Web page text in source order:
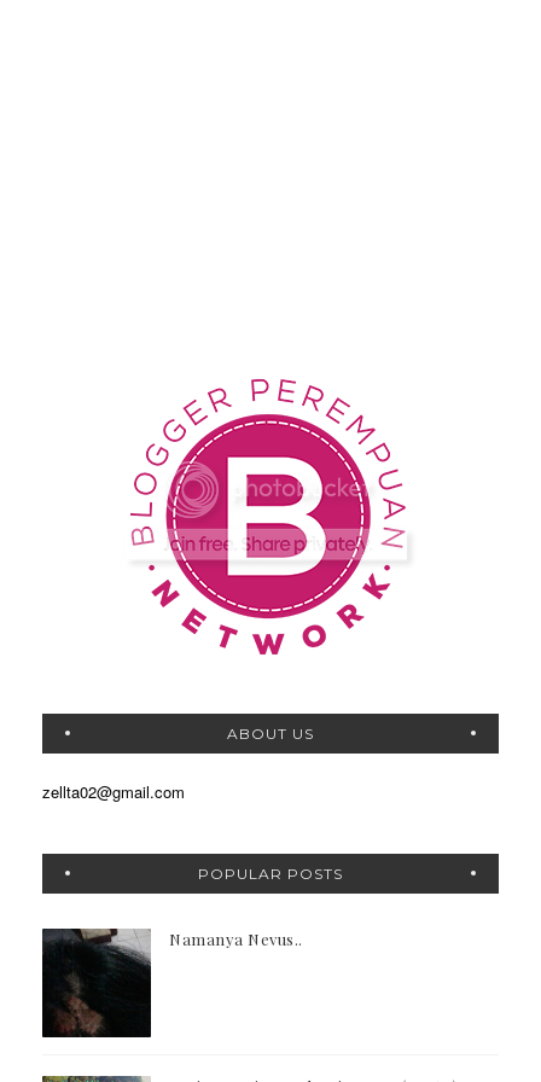
ABOUT US
zellta02@gmail.com
POPULAR POSTS
Namanya Nevus..